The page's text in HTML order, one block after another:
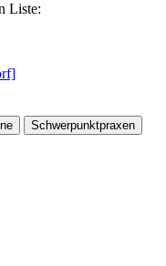
Liste:
Schwerpunktpraxen